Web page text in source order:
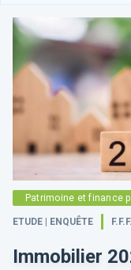
Patrimoine et finance
ETUDE | ENQUÊTE F.F.F.
Immobilier